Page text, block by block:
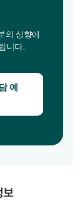
의 성향에
니다.
예
보